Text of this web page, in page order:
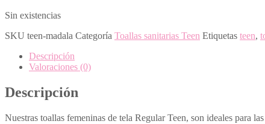
Sin existencias
SKU teen-madala Categoría Toallas sanitarias Teen Etiquetas teen,
Descripción
Valoraciones (0)
Descripción
Nuestras toallas femeninas de tela Regular Teen, son ideales para